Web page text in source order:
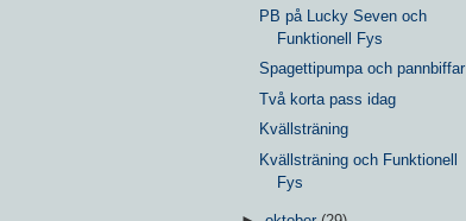
PB på Lucky Seven och
Funktionell Fys
Spagettipumpa och pannbiffar
Två korta pass idag
Kvällsträning
Kvällsträning och Funktionell
Fys